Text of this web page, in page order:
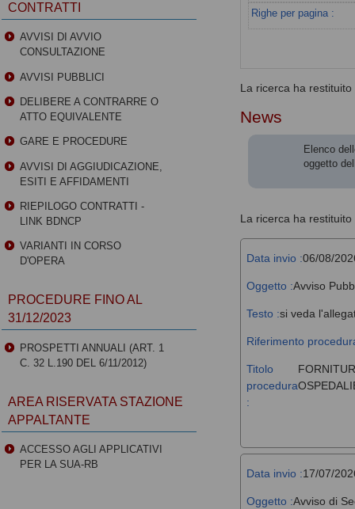
Righe per pagina :
La ricerca ha restituito
News
Elenco
oggetto
La ricerca ha
Data invio :06/08/
Oggetto :Avviso
Testo :si veda
Riferimento
Titolo
procedura
:
Data invio :17/07/
Oggetto :Avviso di
CONTRATTI
AVVISI DI AVVIO
CONSULTAZIONE
AVVISI PUBBLICI
DELIBERE A CONTRARRE O
ATTO EQUIVALENTE
GARE E PROCEDURE
AVVISI DI AGGIUDICAZIONE,
ESITI E AFFIDAMENTI
RIEPILOGO CONTRATTI -
LINK BDNCP
VARIANTI IN CORSO
D'OPERA
PROCEDURE FINO AL
31/12/2023
PROSPETTI ANNUALI (ART. 1
C. 32 L.190 DEL 6/11/2012)
AREA RISERVATA STAZIONE
APPALTANTE
ACCESSO AGLI APPLICATIVI
PER LA SUA-RB